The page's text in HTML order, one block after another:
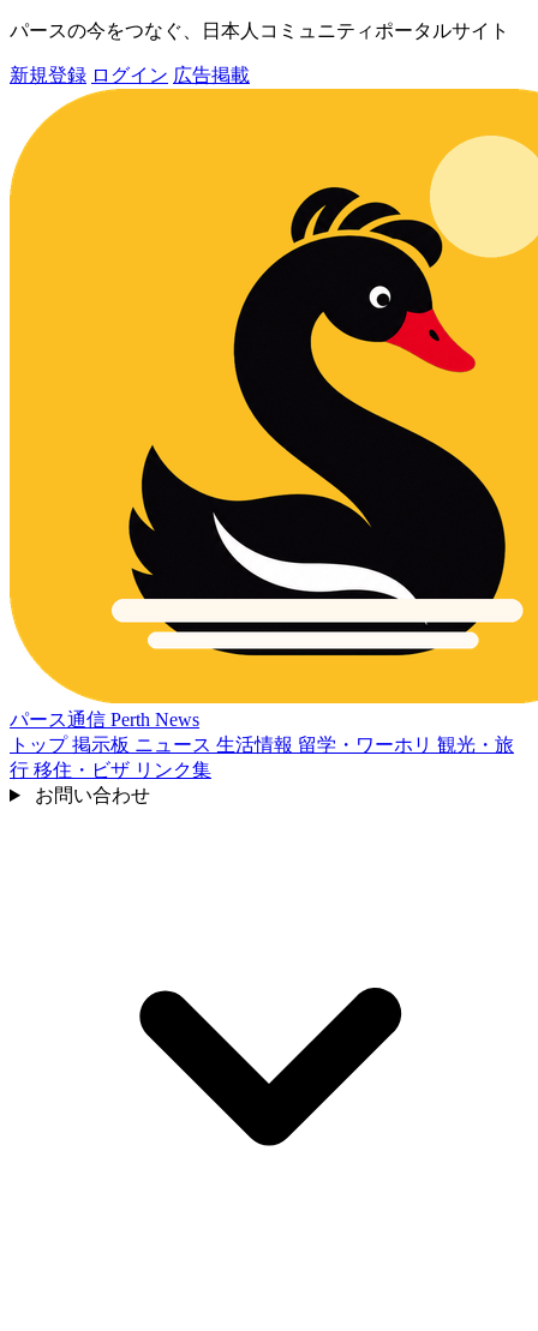
パースの今をつなぐ、日本人コミュニティポータルサイト
新規登録 ログイン 広告掲載
パース通信 Perth News
トップ掲示板 ニュース 生活情報 留学・ワーホリ 観光・旅
行 移住・ビザ リンク集
お問い合わせ